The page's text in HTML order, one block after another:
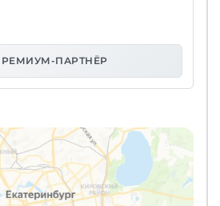
ПАРТНЁР